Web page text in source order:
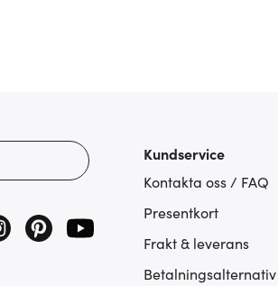
Kundservice
Kontakta oss / FAQ
Presentkort
Frakt & leverans
Betalningsalternativ